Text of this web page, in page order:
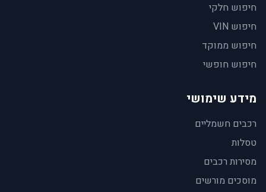
חיפוש חלקי
חיפוש VIN
חיפוש ממוקד
חיפוש חופשי
מידע שימושי
רכבים חשמליים
טסלות
מסירות רכבים
מוסכים מורשים